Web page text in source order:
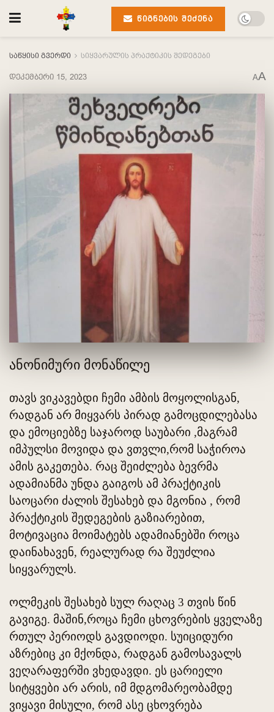
ᲬᲘᲒᲜᲔᲑᲘᲡ ᲨᲔᲫᲔᲜᲐ
საწყისი გვერდი სიყვარულის პრაქტიკის შედეგები
დეკემბერი 15, 2023 AA
ანონიმური მონაწილე
თავს ვიკავებდი ჩემი ამბის მოყოლისგან,
რადგან არ მიყვარს პირად გამოცდილებასა
და ემოციებზე საჯაროდ საუბარი ,მაგრამ
იმპულსი მოვიდა და ვთვლი,რომ საჭიროა
ამის გაკეთება. რაც შეიძლება ბევრმა
ადამიანმა უნდა გაიგოს ამ პრაქტიკის
საოცარი ძალის შესახებ და მგონია , რომ
პრაქტიკის შედეგების გაზიარებით,
მოტივაცია მოიმატებს ადამიანებში როცა
დაინახავენ, რეალურად რა შეუძლია
სიყვარულს.
ოლმეკის შესახებ სულ რაღაც 3 თვის წინ
გავიგე. მაშინ,როცა ჩემი ცხოვრების ყველაზე
რთულ პერიოდს გავდიოდი. სუიციდური
აზრებიც კი მქონდა, რადგან გამოსავალს
ვეღარაფერში ვხედავდი. ეს ცარიელი
სიტყვები არ არის, იმ მდგომარეობამდე
ვიყავი მისული, რომ ასე ცხოვრება